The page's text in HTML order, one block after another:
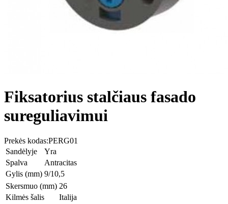
Fiksatorius stalčiaus fasado
sureguliavimui
Prekės kodas:PERG01
Sandėlyje
Yra
Spalva
Antracitas
Gylis (mm) 9/10,5
Skersmuo (mm) 26
Kilmės šalis
Italija